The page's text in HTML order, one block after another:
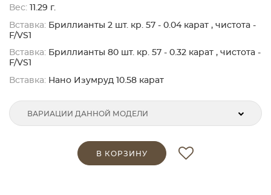
Вес: 11.29 г.
Вставка: Бриллианты 2 шт. кр. 57 - 0.04 карат , чистота -
F/VS1
Вставка: Бриллианты 80 шт. кр. 57 - 0.32 карат , чистота -
F/VS1
Вставка: Нано Изумруд 10.58 карат
ВАРИАЦИИ ДАННОЙ МОДЕЛИ
В КОРЗИНУ